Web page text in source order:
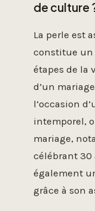
de culture
La perle est
constitue un
étapes de la
d’un
l’occasion
intemporel,
mariage,
célébrant 30
également
grâce à son